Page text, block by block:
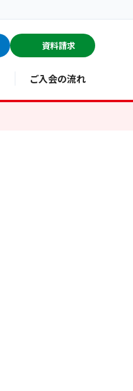
資料請求
ご入会の流れ